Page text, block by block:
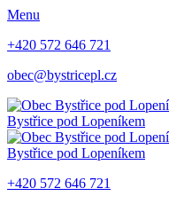
Menu
+420 572 646 721
obec@bystricepl.cz
Bystřice pod Lopeníkem
Bystřice pod Lopeníkem
+420 572 646 721